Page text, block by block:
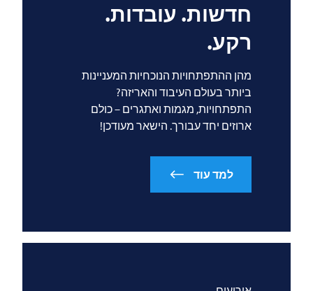
חדשות. עובדות.
רקע.
מהן ההתפתחויות הנוכחיות המעניינות
ביותר בעולם העיבוד והאריזה?
התפתחויות, מגמות ואתגרים – כולם
ארוזים יחד עבורך. הישאר מעודכן!
למד עוד